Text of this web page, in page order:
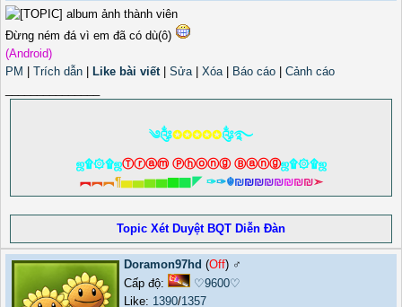
Đừng ném đá vì em đã có dù(ô)
(Android)
PM
Trích dẫn Like bài viết| Sửa| Xóa| Báo cáo
Cảnh cáo
༄༂✪✪✪✪✪༂࿐
ஜ۩۞۩ஜⓉⓡⓐⓜ Ⓟⓗⓞⓝⓖ Ⓑⓐⓝⓖஜ۩۞۩ஜ
︻︻︻¶▅▅▆▆▇▇◤ ✑✑☬₪₪₪₪₪₪₪₪➣
Topic Xét Duyệt BQT Diễn Đàn
Doramon97hd (Off) ♂️
Cấp độ:
♡9600♡
Like: 1390/1357